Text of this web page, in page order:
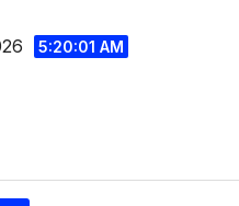
5:20:02 AM